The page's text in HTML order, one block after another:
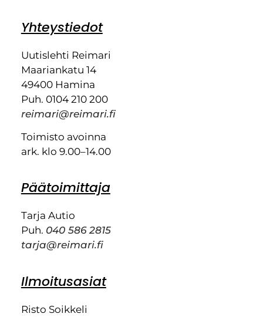
Yhteystiedot
Uutislehti Reimari
Maariankatu 14
49400 Hamina
Puh. 0104 210 200
reimari@reimari.fi
Toimisto avoinna
ark. klo 9.00–14.00
Päätoimittaja
Tarja Autio
Puh. 040 586 2815
tarja@reimari.fi
Ilmoitusasiat
Risto Soikkeli